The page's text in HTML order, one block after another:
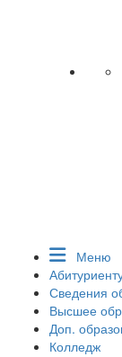
Меню
Сведения
Высшее
Доп.
Колледж